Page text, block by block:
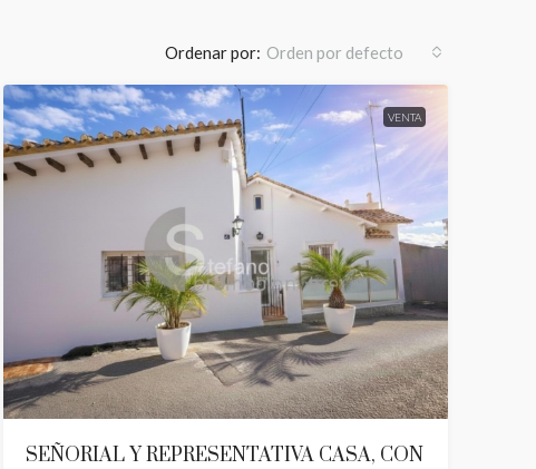
Ordenar por: Orden por defecto
VENTA
SEÑORIAL Y REPRESENTATIVA CASA, CON